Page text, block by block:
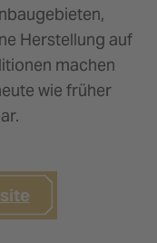
Herstellung auf
machen
wie früher